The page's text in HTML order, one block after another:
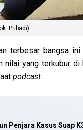
Pribadi)
terbesar bangsa
nilai yang terkubur
podcast.
Penjara Kasus Suap